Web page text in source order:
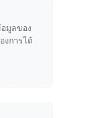
มูลของ
งการได้